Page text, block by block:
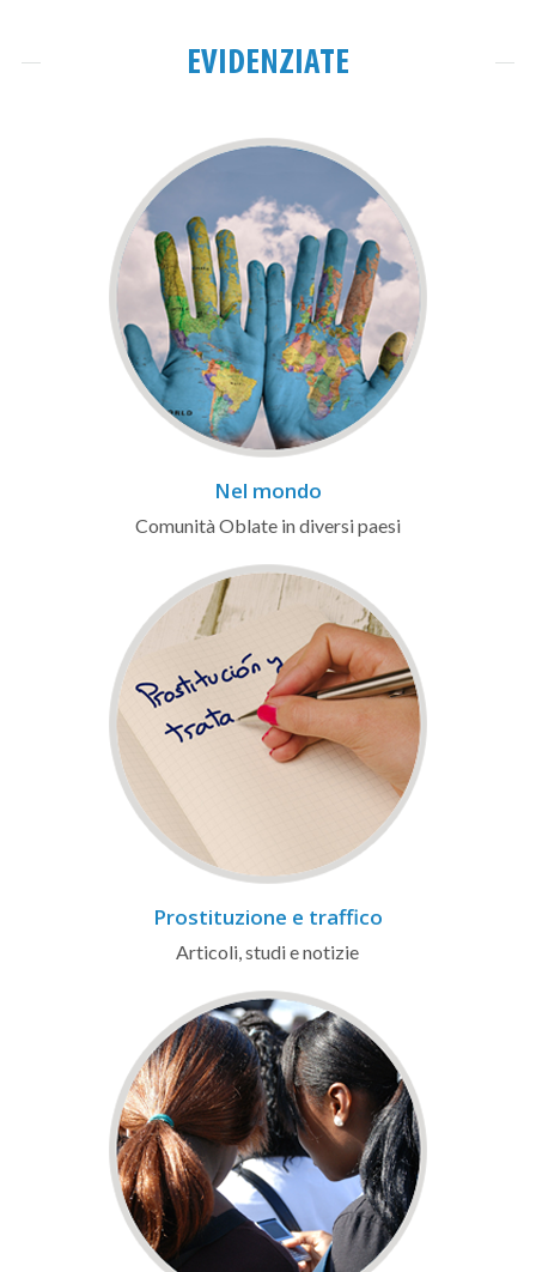
EVIDENZIATE
Nel mondo
Comunità Oblate in diversi paesi
Prostituzione e traffico
Articoli, studi e notizie